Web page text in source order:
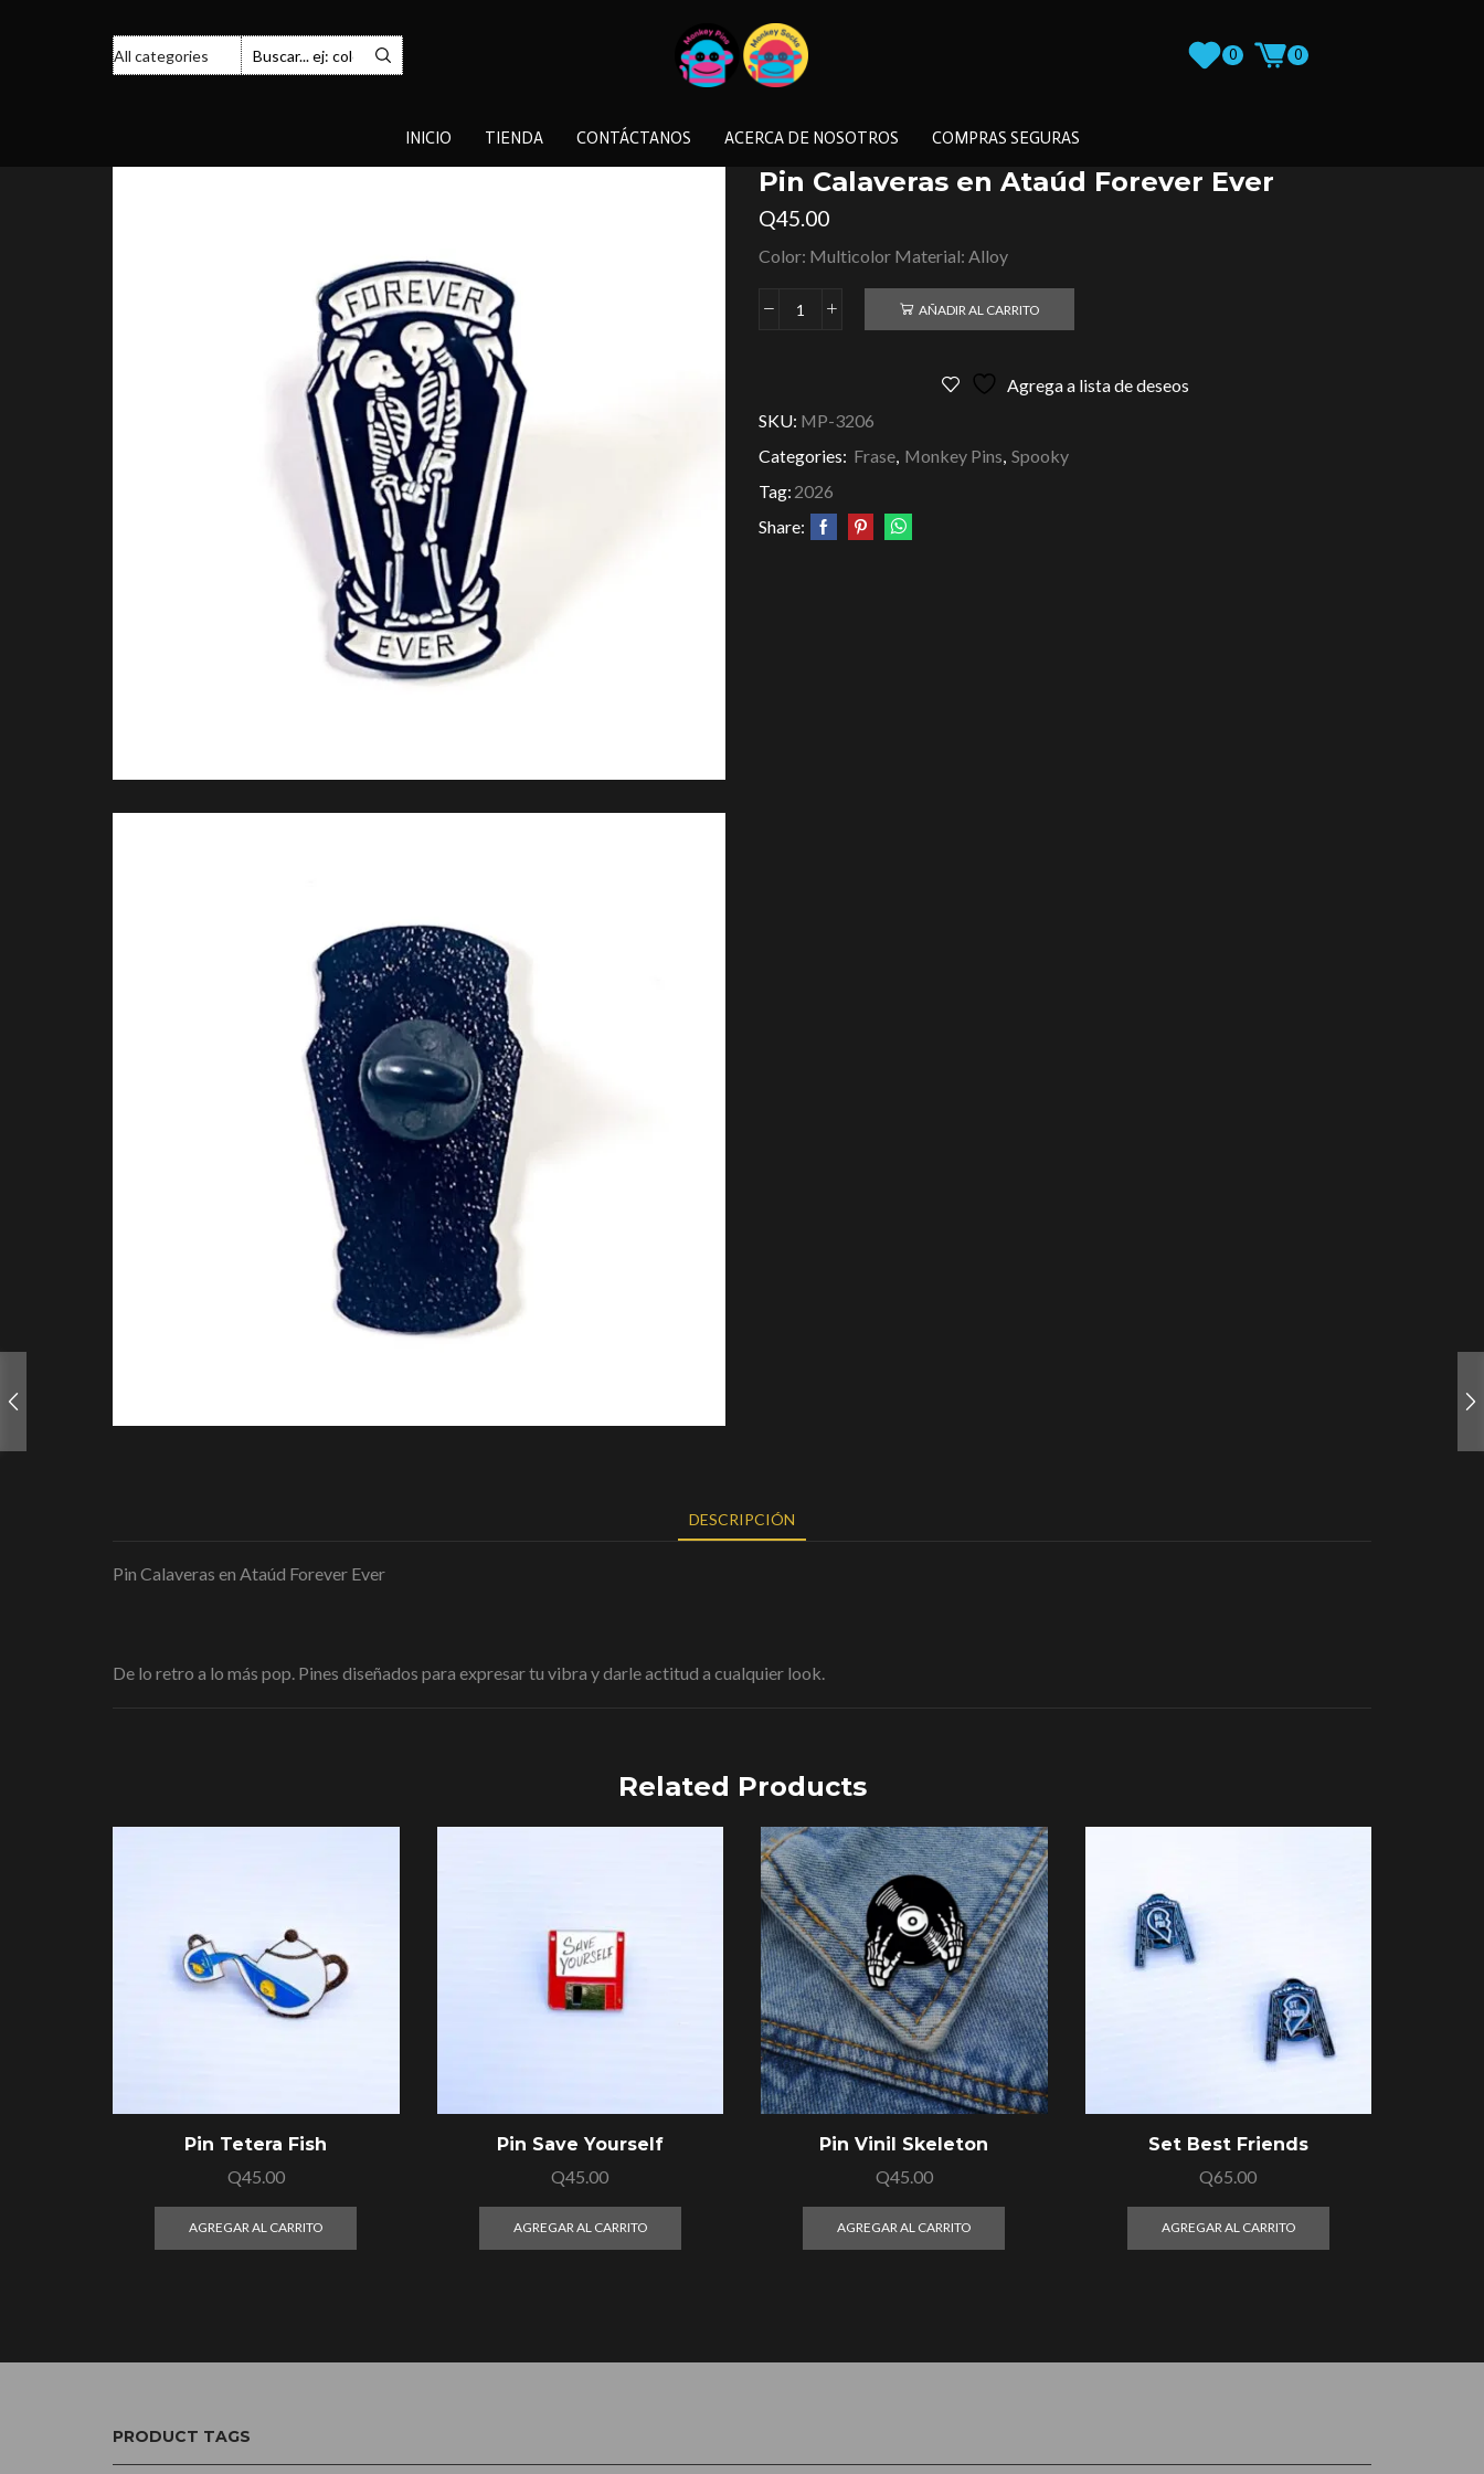
0 0
INICIO TIENDA CONTÁCTANOS ACERCA DE NOSOTROS COMPRAS SEGURAS
Pin Calaveras en Ataúd Forever Ever
Q45.00
Color: Multicolor Material: Alloy
AÑADIR AL CARRITO
Agrega a lista de deseos
SKU: MP-3206
Categories: Frase, Monkey Pins, Spooky
Tag: 2026
Share:
DESCRIPCIÓN
Pin Calaveras en Ataúd Forever Ever
De lo retro a lo más pop. Pines diseñados para expresar tu vibra y darle actitud a cualquier look.
Related Products
Pin Tetera Fish
Q45.00
AGREGAR AL CARRITO
Pin Save Yourself
Q45.00
AGREGAR AL CARRITO
Pin Vinil Skeleton
Q45.00
AGREGAR AL CARRITO
Set Best Friends
Q65.00
AGREGAR AL CARRITO
PRODUCT TAGS